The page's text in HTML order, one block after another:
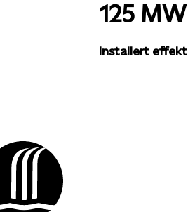
125 MW
Installert effekt